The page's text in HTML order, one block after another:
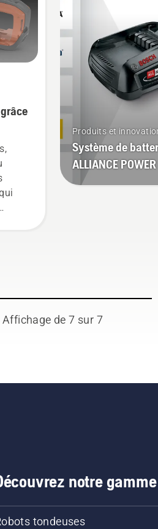
travailler plus
sans interruption.
Produits et
Système de
ALLIANCE POWER
Affichage de 7 sur 7
notre gamme
tondeuses